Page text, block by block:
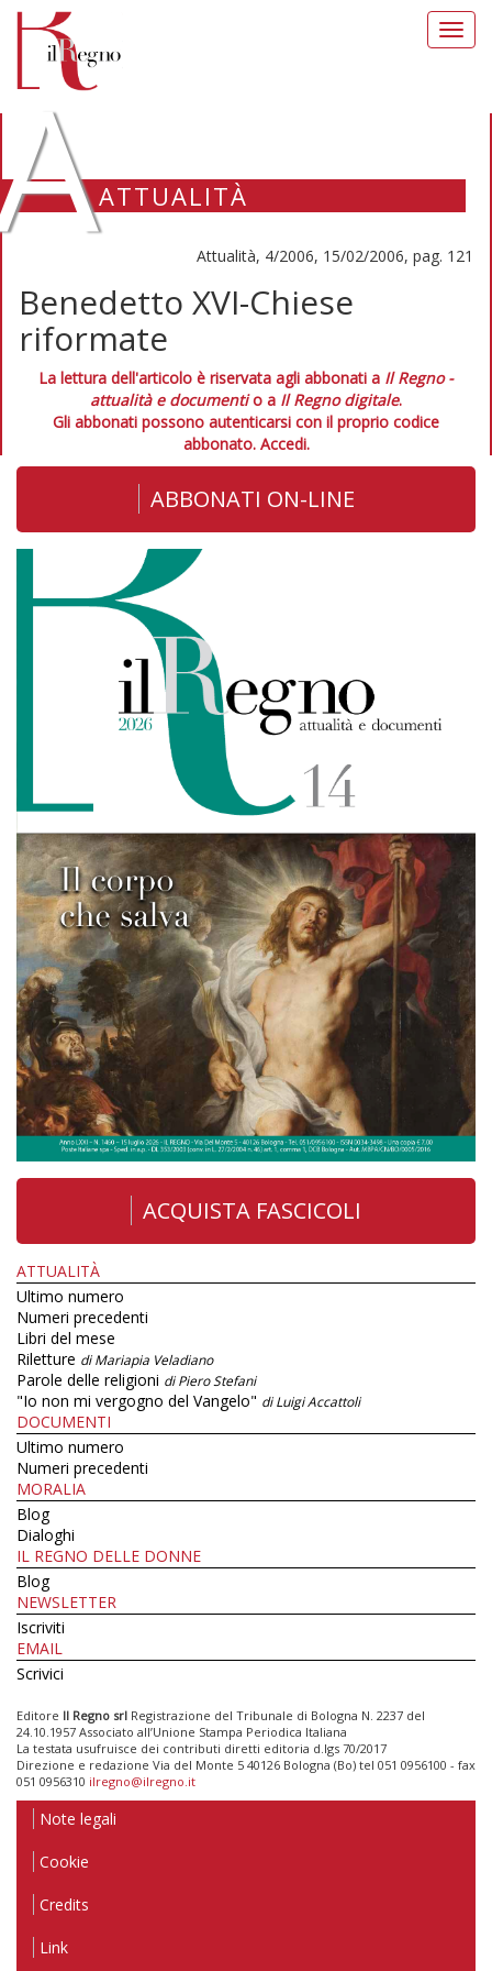
ATTUALITÀ
Attualità, 4/2006, 15/02/2006, pag. 121
Benedetto XVI-Chiese
riformate
La lettura dell'articolo è riservata agli abbonati a Il Regno -
attualità e documentio a Il Regno digitale.
Gli abbonati possono autenticarsi con il proprio codice
abbonato. Accedi.
ABBONATI ON-LINE
ACQUISTA FASCICOLI
ATTUALITÀ
Ultimo numero
Numeri precedenti
Libri del mese
Riletture di Mariapia Veladiano
Parole delle religioni di Piero Stefani
"Io non mi vergogno del Vangelo" di Luigi Accattoli
DOCUMENTI
Ultimo numero
Numeri precedenti
MORALIA
Blog
Dialoghi
IL REGNO DELLE DONNE
Blog
NEWSLETTER
Iscriviti
EMAIL
Scrivici
Editore Il Regno srl Registrazione del Tribunale di Bologna N. 2237 del
24.10.1957 Associato all’Unione Stampa Periodica Italiana
La testata usufruisce dei contributi diretti editoria d.lgs 70/2017
Direzione e redazione Via del Monte 5 40126 Bologna (Bo) tel 051 0956100 - fax
051 0956310 ilregno@ilregno.it
Note legali
Cookie
Credits
Link